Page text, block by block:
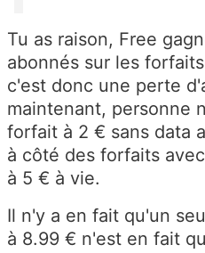
Tu as raison, Free
abonnés sur les
c'est donc une perte
maintenant, personne
forfait à 2 € sans data
à côté des forfaits
à 5 € à vie.
Il n'y a en fait qu'un
à 8.99 € n'est en fait